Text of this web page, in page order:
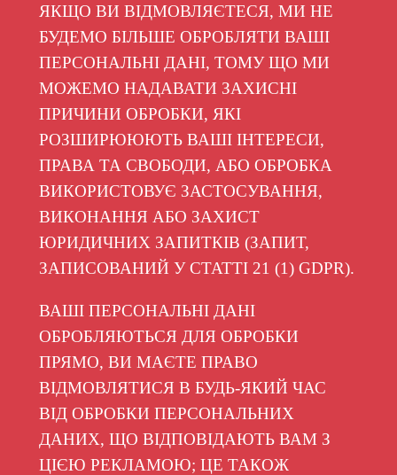
ЯКЩО ВИ ВІДМОВЛЯЄТЕСЯ, МИ НЕ
БУДЕМО БІЛЬШЕ ОБРОБЛЯТИ ВАШІ
ПЕРСОНАЛЬНІ ДАНІ, ТОМУ ЩО МИ
МОЖЕМО НАДАВАТИ ЗАХИСНІ
ПРИЧИНИ ОБРОБКИ, ЯКІ
РОЗШИРЮЮЮТЬ ВАШІ ІНТЕРЕСИ,
ПРАВА ТА СВОБОДИ, АБО ОБРОБКА
ВИКОРИСТОВУЄ ЗАСТОСУВАННЯ,
ВИКОНАННЯ АБО ЗАХИСТ
ЮРИДИЧНИХ ЗАПИТКІВ (ЗАПИТ,
ЗАПИСОВАНИЙ У СТАТТІ 21 (1) GDPR).
ВАШІ ПЕРСОНАЛЬНІ ДАНІ
ОБРОБЛЯЮТЬСЯ ДЛЯ ОБРОБКИ
ПРЯМО, ВИ МАЄТЕ ПРАВО
ВІДМОВЛЯТИСЯ В БУДЬ-ЯКИЙ ЧАС
ВІД ОБРОБКИ ПЕРСОНАЛЬНИХ
ДАНИХ, ЩО ВІДПОВІДАЮТЬ ВАМ З
ЦІЄЮ РЕКЛАМОЮ; ЦЕ ТАКОЖ